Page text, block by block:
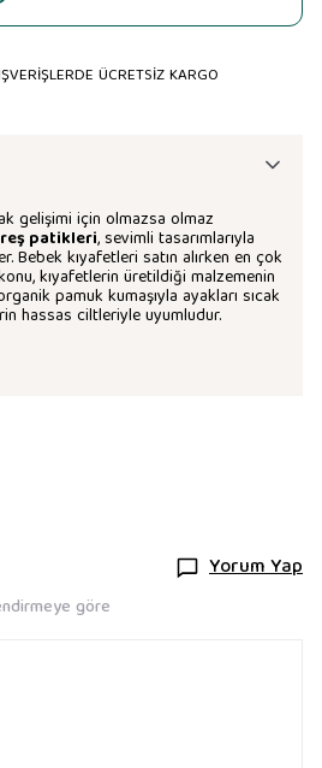
ÜCRETSİZ KARGO
gelişimi için olmazsa olmaz
patikleri, sevimli tasarımlarıyla
Bebek kıyafetleri satın alırken en çok
kıyafetlerin üretildiği malzemenin
pamuk kumaşıyla ayakları sıcak
hassas ciltleriyle uyumludur.
Yorum Yap
göre